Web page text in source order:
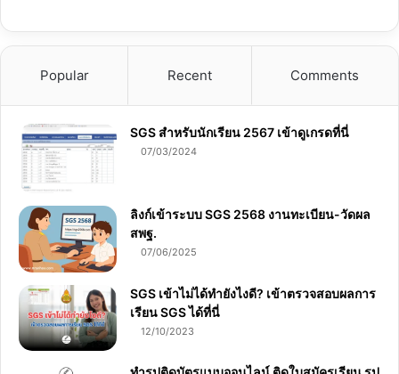
Popular Recent Comments
SGS สําหรับนักเรียน 2567 เข้าดูเกรดที่นี่
07/03/2024
ลิงก์เข้าระบบ SGS 2568 งานทะเบียน-วัดผล
สพฐ.
07/06/2025
SGS เข้าไม่ได้ทำยังไงดี? เข้าตรวจสอบผลการ
เรียน SGS ได้ที่นี่
12/10/2023